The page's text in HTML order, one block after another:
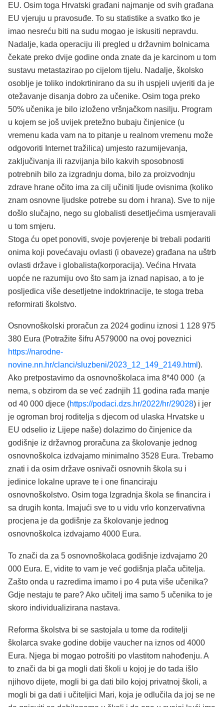
EU. Osim toga Hrvatski građani najmanje od svih građana
EU vjeruju u pravosuđe. To su statistike a svatko tko je
imao nesreću biti na sudu mogao je iskusiti nepravdu.
Nadalje, kada operaciju ili pregled u državnim bolnicama
čekate preko dvije godine onda znate da je karcinom u tom
sustavu metastazirao po cijelom tijelu. Nadalje, školsko
osoblje je toliko indokrtinirano da su ih uspjeli uvjeriti da je
otežavanje disanja dobro za učenike. Osim toga preko
50% učenika je bilo izloženo vršnjačkom nasilju. Program
u kojem se još uvijek pretežno bubaju činjenice (u
vremenu kada vam na to pitanje u realnom vremenu može
odgovoriti Internet tražilica) umjesto razumijevanja,
zaključivanja ili razvijanja bilo kakvih sposobnosti
potrebnih bilo za izgradnju doma, bilo za proizvodnju
zdrave hrane očito ima za cilj učiniti ljude ovisnima (koliko
znam osnovne ljudske potrebe su dom i hrana). Sve to nije
došlo slučajno, nego su globalisti desetljećima usmjeravali
u tom smjeru.
Stoga ću opet ponoviti, svoje povjerenje bi trebali podariti
onima koji povećavaju ovlasti (i obaveze) građana na uštrb
ovlasti države i globalista(korporacija). Većina Hrvata
uopće ne razumiju ovo što sam ja iznad napisao, a to je
posljedica više desetljetne indoktrinacije, te stoga treba
reformirati školstvo.
Osnovnoškolski proračun za 2024 godinu iznosi 1 128 975
380 Eura (Potražite šifru A579000 na ovoj poveznici
https://narodne-
novine.nn.hr/clanci/sluzbeni/2023_12_149_2149.html ).
Ako pretpostavimo da osnovnoškolaca ima 8*40 000 (a
nema, s obzirom da se već zadnjih 11 godina rađa manje
od 40 000 djece (https://podaci.dzs.hr/2022/hr/29028) i jer
je ogroman broj roditelja s djecom od ulaska Hrvatske u
EU odselio iz Lijepe naše) dolazimo do činjenice da
godišnje iz državnog proračuna za školovanje jednog
osnovnoškolca izdvajamo minimalno 3528 Eura. Trebamo
znati i da osim države osnivači osnovnih škola su i
jedinice lokalne uprave te i one financiraju
osnovnoškolstvo. Osim toga Izgradnja škola se financira i
sa drugih konta. Imajući sve to u vidu vrlo konzervativna
procjena je da godišnje za školovanje jednog
osnovnoškolca izdvajamo 4000 Eura.
To znači da za 5 osnovnoškolaca godišnje izdvajamo 20
000 Eura. E, vidite to vam je već godišnja plača učitelja.
Zašto onda u razredima imamo i po 4 puta više učenika?
Gdje nestaju te pare? Ako učitelj ima samo 5 učenika to je
skoro individualizirana nastava.
Reforma školstva bi se sastojala u tome da roditelji
školarca svake godine dobije vaucher na iznos od 4000
Eura. Njega bi mogao potrošiti po vlastitom nahođenju. A
to znači da bi ga mogli dati školi u kojoj je do tada išlo
njihovo dijete, mogli bi ga dati bilo kojoj privatnoj školi, a
mogli bi ga dati i učiteljici Mari, koja je odlučila da joj se ne